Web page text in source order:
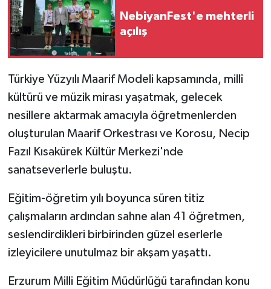
NebiyanFest'e mehterli
açılış
Türkiye Yüzyılı Maarif Modeli kapsamında, millî
kültürü ve müzik mirası yaşatmak, gelecek
nesillere aktarmak amacıyla öğretmenlerden
oluşturulan Maarif Orkestrası ve Korosu, Necip
Fazıl Kısakürek Kültür Merkezi'nde
sanatseverlerle buluştu.
Eğitim-öğretim yılı boyunca süren titiz
çalışmaların ardından sahne alan 41 öğretmen,
seslendirdikleri birbirinden güzel eserlerle
izleyicilere unutulmaz bir akşam yaşattı.
Erzurum Milli Eğitim Müdürlüğü tarafından konu
GENEL
GÜNDEM
HABERDE İNSAN
İNSAN
Kadın
KÜLTÜR SANAT
MAGAZİN